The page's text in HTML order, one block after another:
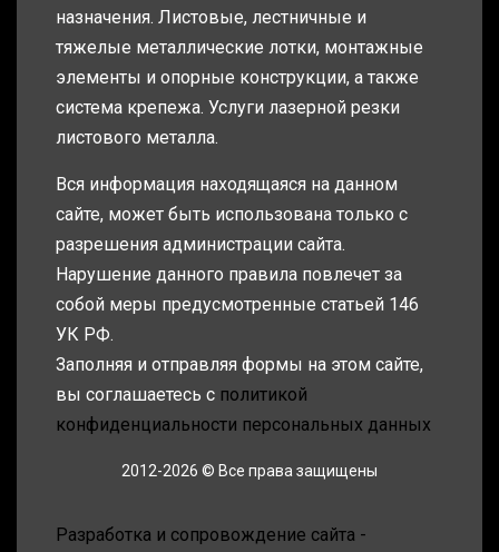
назначения. Листовые, лестничные и
тяжелые металлические лотки, монтажные
элементы и опорные конструкции, а также
система крепежа. Услуги лазерной резки
листового металла.
Вся информация находящаяся на данном
сайте, может быть использована только с
разрешения администрации сайта.
Нарушение данного правила повлечет за
собой меры предусмотренные статьей 146
УК РФ.
Заполняя и отправляя формы на этом сайте,
вы соглашаетесь с политикой
конфиденциальности персональных данных
2012-2026 © Все права защищены
Разработка и сопровождение сайта -